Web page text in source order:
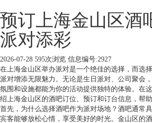
预订上海金山区酒
派对添彩
2026-07-28 595次浏览 信息编号:2927
在上海金山区举办派对是一个绝佳的选择，而选
派对增添无限魅力。无论是生日派对、公司聚会
氛围和设施都能为你的活动提供独特的体验。在
绍上海金山区的酒吧订位、预订和订台信息，帮
首先，为什么选择酒吧作为派对场地？酒吧通常
宾客能够放松心情，享受美好的时光。金山区的